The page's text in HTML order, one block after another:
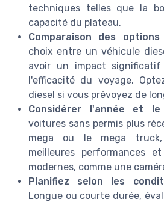
techniques telles que la
capacité du plateau.
Comparaison des
choix entre un véhicule
avoir un impact
l'efficacité du voyage.
diesel si vous prévoyez de
Considérer l'année et
voitures sans permis plus
mega ou le mega
meilleures performances
modernes, comme une
Planifiez selon les
Longue ou courte durée,